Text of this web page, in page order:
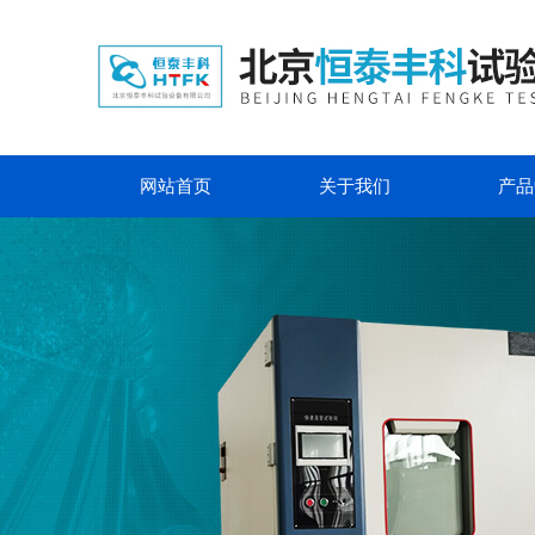
网站首页 关于我们 产